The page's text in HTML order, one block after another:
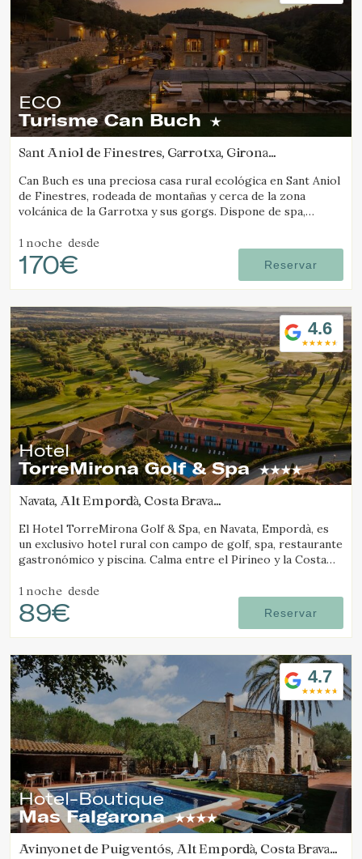
ECO
Turisme Can Buch
Sant Aniol de Finestres, Garrotxa, Girona
Can Buch es una preciosa casa rural ecológica en Sant Aniol
de Finestres, rodeada de montañas y cerca de la zona
volcánica de la Garrotxa y sus gorgs. Dispone de spa,
1 noche desde
170€ Reservar
4.6
Hotel
TorreMirona Golf & Spa
Navata, Alt Empordà, Costa Brava
El Hotel TorreMirona Golf & Spa, en Navata, Empordà, es
un exclusivo hotel rural con campo de golf, spa, restaurante
gastronómico y piscina. Calma entre el Pirineo y la Costa
1 noche desde
89€ Reservar
4.7
Hotel-Boutique
Mas Falgarona
Avinyonet de Puigventós, Alt Empordà, Costa Brava